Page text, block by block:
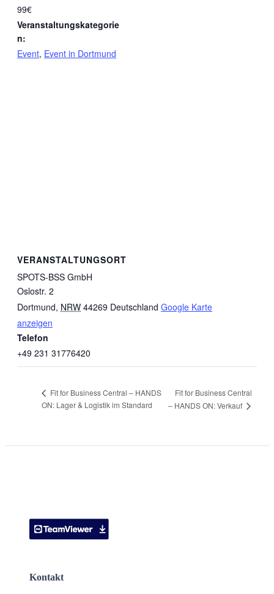
99€
Veranstaltungskategorie
n:
Event, Event in Dortmund
VERANSTALTUNGSORT
SPOTS-BSS GmbH
Oslostr. 2
Dortmund, NRW 44269 Deutschland Google Karte
anzeigen
Telefon
+49 231 31776420
Fit for Business Central – HANDS
ON: Lager & Logistik im Standard
Fit for Business Central
– HANDS ON: Verkauf
Kontakt